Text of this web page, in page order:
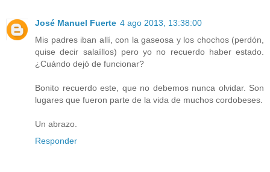
José Manuel Fuerte 4 ago 2013, 13:38:00
Mis padres iban allí, con la gaseosa y los chochos (perdón,
quise decir salaíllos) pero yo no recuerdo haber estado.
¿Cuándo dejó de funcionar?
Bonito recuerdo este, que no debemos nunca olvidar. Son
lugares que fueron parte de la vida de muchos cordobeses.
Un abrazo.
Responder